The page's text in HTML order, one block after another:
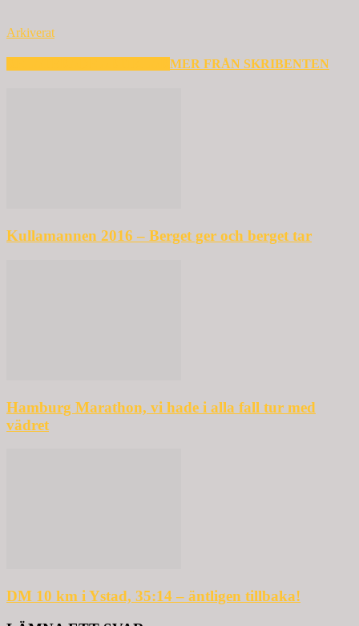
Arkiverat
MER FRÅN SKRIBENTEN
Kullamannen 2016 – Berget ger och berget tar
Hamburg Marathon, vi hade i alla fall tur med
vädret
DM 10 km i Ystad, 35:14 – äntligen tillbaka!